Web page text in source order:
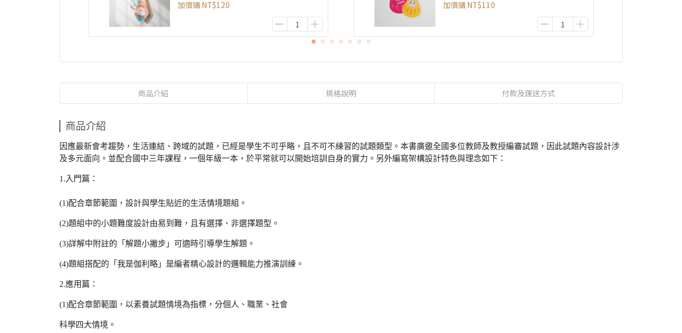
加價購NT$120
加價購NT$110
商品介紹 規格說明 付款及運送方式
商品介紹
因應最新會考趨勢，生活連結、跨域的試題，已經是學生不可乎略，且不可不練習的試題類型。本書廣邀全國多位教師及教授編審試題，因此試題內容設計涉
及多元面向。 並配合國中三年課程，一個年級一本，於平常就可以開始培訓自身的實力。 另外編寫架構設計特色與理念如下：
1. 入門篇：
(1)配合章節範圍，設計與學生貼近的生活情境題組。
(2)題組中的小題難度設計由易到難，且有選擇、非選擇題型。
(3)詳解中附註的「解題小撇步」可適時引導學生解題。
(4)題組搭配的「我是伽利略」是編者精心設計的邏輯能力推演訓練。
2.應用篇：
(1)配合章節範圍，以素養試題情境為指標，分個人、職業、社會
科學四大情境。